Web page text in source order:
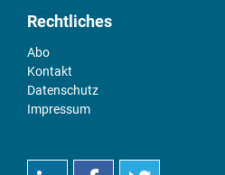
Rechtliches
Abo
Kontakt
Datenschutz
Impressum